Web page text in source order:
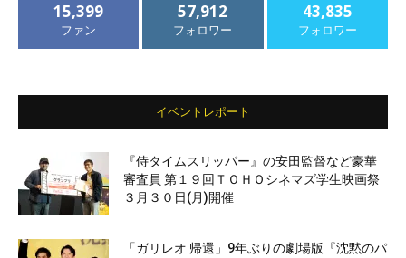
15,399
ファン
57,912
フォロワー
43,835
フォロワー
イベントレポート
『侍タイムスリッパー』の安田監督など豪華
審査員 第１９回ＴＯＨＯシネマズ学生映画祭
３月３０日(月)開催
「ガリレオ 帰還」9年ぶりの劇場版『沈黙のパ